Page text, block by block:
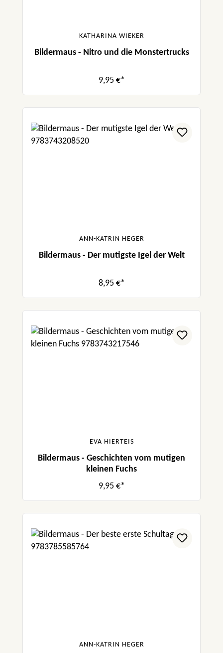
KATHARINA WIEKER
Bildermaus - Nitro und die Monstertrucks
9,95 €*
ANN-KATRIN HEGER
Bildermaus - Der mutigste Igel der Welt
8,95 €*
EVA HIERTEIS
Bildermaus - Geschichten vom mutigen
kleinen Fuchs
9,95 €*
ANN-KATRIN HEGER